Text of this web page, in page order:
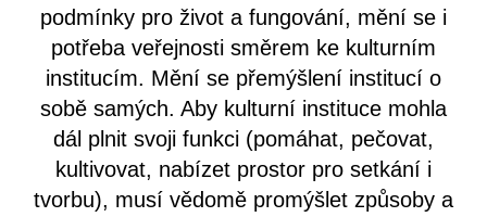
podmínky pro život a fungování, mění se i
potřeba veřejnosti směrem ke kulturním
institucím. Mění se přemýšlení institucí o
sobě samých. Aby kulturní instituce mohla
dál plnit svoji funkci (pomáhat, pečovat,
kultivovat, nabízet prostor pro setkání i
tvorbu), musí vědomě promýšlet způsoby a